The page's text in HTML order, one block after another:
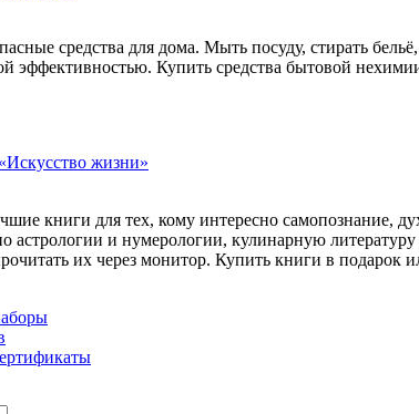
средства для дома. Мыть посуду, стирать
эффективностью. Купить средства бытовой
жизни»
книги для тех, кому интересно самопознание,
астрологии и нумерологии, кулинарную
их через монитор. Купить книги в